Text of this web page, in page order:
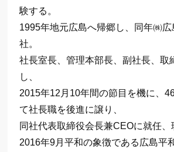
験する。
1995年地元広島へ帰郷し、同年㈱広
社。
社長室長、管理本部長、副社長、取
し、
2015年12月10年間の節目を機に、
て社長職を後進に譲り、
同社代表取締役会長兼CEOに就任、
2016年9月平和の象徴である広島平